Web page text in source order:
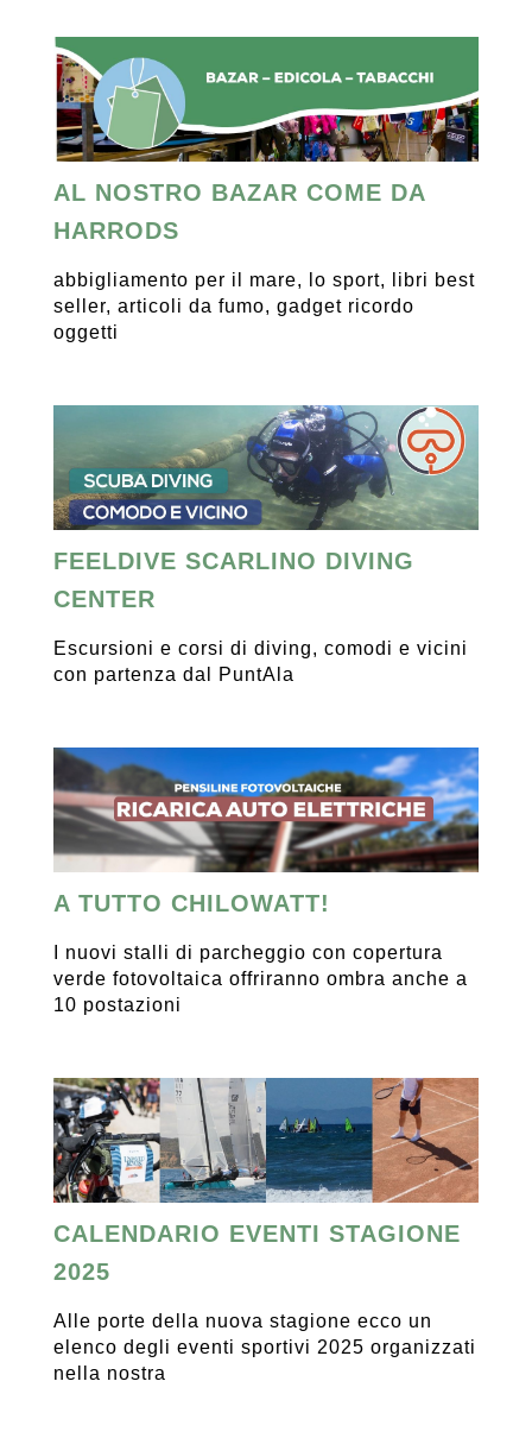
AL NOSTRO BAZAR COME DA
HARRODS
abbigliamento per il mare, lo sport, libri best
seller, articoli da fumo, gadget ricordo
oggetti
FEELDIVE SCARLINO DIVING
CENTER
Escursioni e corsi di diving, comodi e vicini
con partenza dal PuntAla
A TUTTO CHILOWATT!
I nuovi stalli di parcheggio con copertura
verde fotovoltaica offriranno ombra anche a
10 postazioni
CALENDARIO EVENTI STAGIONE
2025
Alle porte della nuova stagione ecco un
elenco degli eventi sportivi 2025 organizzati
nella nostra